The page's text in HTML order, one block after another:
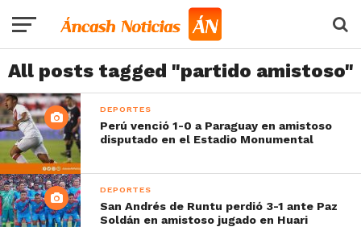
All posts tagged "partido amistoso"
DEPORTES
Perú venció 1-0 a Paraguay en amistoso
disputado en el Estadio Monumental
DEPORTES
San Andrés de Runtu perdió 3-1 ante Paz
Soldán en amistoso jugado en Huari